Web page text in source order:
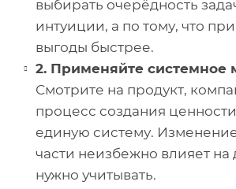
выбирать очерёдность
интуиции, а по тому, что
выгоды быстрее.
2. Применяйте
Смотрите на продукт,
процесс создания
единую систему.
части неизбежно влияет на
нужно учитывать.